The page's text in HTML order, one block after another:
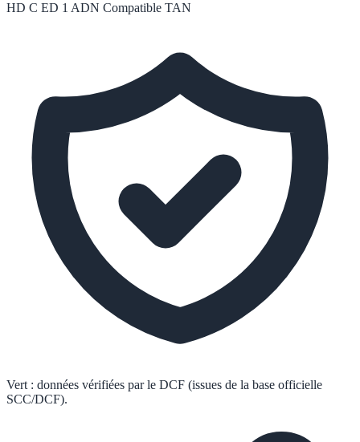
HD C ED 1 ADN Compatible TAN
Vert : données vérifiées par le DCF (issues de la base officielle
SCC/DCF).